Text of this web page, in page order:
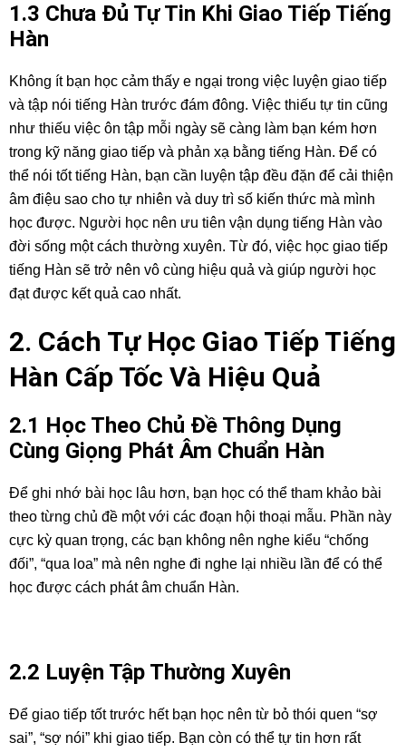
1.3 Chưa Đủ Tự Tin Khi Giao Tiếp Tiếng
Hàn
Không ít bạn học cảm thấy e ngại trong việc luyện giao tiếp
và tập nói tiếng Hàn trước đám đông. Việc thiếu tự tin cũng
như thiếu việc ôn tập mỗi ngày sẽ càng làm bạn kém hơn
trong kỹ năng giao tiếp và phản xạ bằng tiếng Hàn. Để có
thể nói tốt tiếng Hàn, bạn cần luyện tập đều đặn để cải thiện
âm điệu sao cho tự nhiên và duy trì số kiến thức mà mình
học được. Người học nên ưu tiên vận dụng tiếng Hàn vào
đời sống một cách thường xuyên. Từ đó, việc học giao tiếp
tiếng Hàn sẽ trở nên vô cùng hiệu quả và giúp người học
đạt được kết quả cao nhất.
2. Cách Tự Học Giao Tiếp Tiếng
Hàn Cấp Tốc Và Hiệu Quả
2.1 Học Theo Chủ Đề Thông Dụng
Cùng Giọng Phát Âm Chuẩn Hàn
Để ghi nhớ bài học lâu hơn, bạn học có thể tham khảo bài
theo từng chủ đề một với các đoạn hội thoại mẫu. Phần này
cực kỳ quan trọng, các bạn không nên nghe kiểu “chống
đối”, “qua loa” mà nên nghe đi nghe lại nhiều lần để có thể
học được cách phát âm chuẩn Hàn.
2.2 Luyện Tập Thường Xuyên
Để giao tiếp tốt trước hết bạn học nên từ bỏ thói quen “sợ
sai”, “sợ nói” khi giao tiếp. Bạn còn có thể tự tin hơn rất